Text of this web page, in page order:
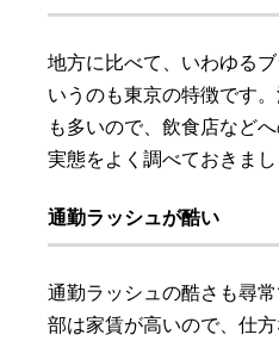
地方に比べて、いわゆる
いうのも東京の特徴です
も多いので、飲食店など
実態をよく調べておきまし
通勤ラッシュが酷い
通勤ラッシュの酷さも尋
部は家賃が高いので、仕